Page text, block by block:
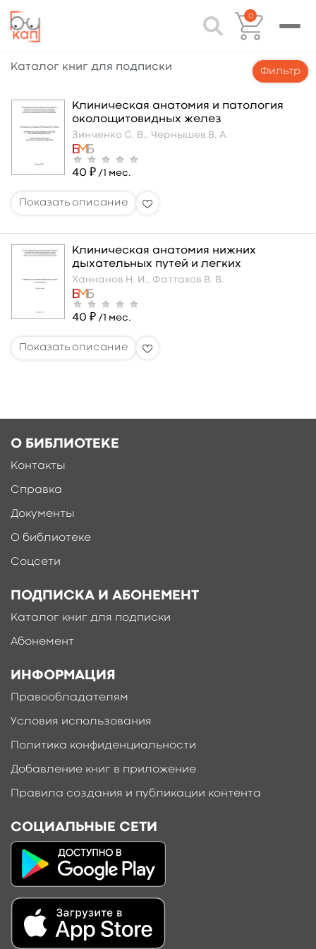
0
Каталог книг для подписки Фильтр
Клиническая анатомия и патология
околощитовидных желез
Зинченко С. В., Чернышев В. А.
40 ₽ /1 мес.
Клиническая анатомия нижних
дыхательных путей и легких
Ханнанов Н. И., Фаттахов В. В.
40 ₽ /1 мес.
О БИБЛИОТЕКЕ
Контакты
Справка
Документы
О библиотеке
Соцсети
ПОДПИСКА И АБОНЕМЕНТ
Каталог книг для подписки
Абонемент
ИНФОРМАЦИЯ
Правообладателям
Условия использования
Политика конфиденциальности
Добавление книг в приложение
Правила создания и публикации контента
СОЦИАЛЬНЫЕ СЕТИ